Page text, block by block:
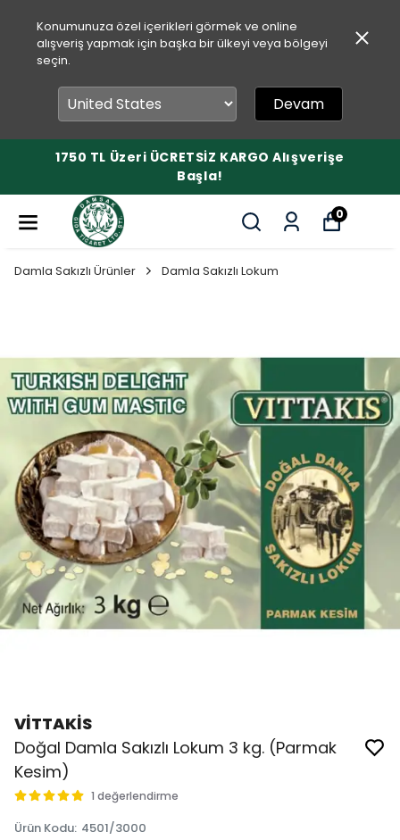
Konumunuza özel içerikleri görmek ve online
alışveriş yapmak için başka bir ülkeyi veya bölgeyi
seçin.
Devam
1750 TL Üzeri ÜCRETSİZ KARGO Alışverişe
Başla!
0
Damla Sakızlı Ürünler Damla Sakızlı Lokum
VİTTAKİS
Doğal Damla Sakızlı Lokum 3 kg. (Parmak
Kesim)
1 değerlendirme
Ürün Kodu: 4501/3000